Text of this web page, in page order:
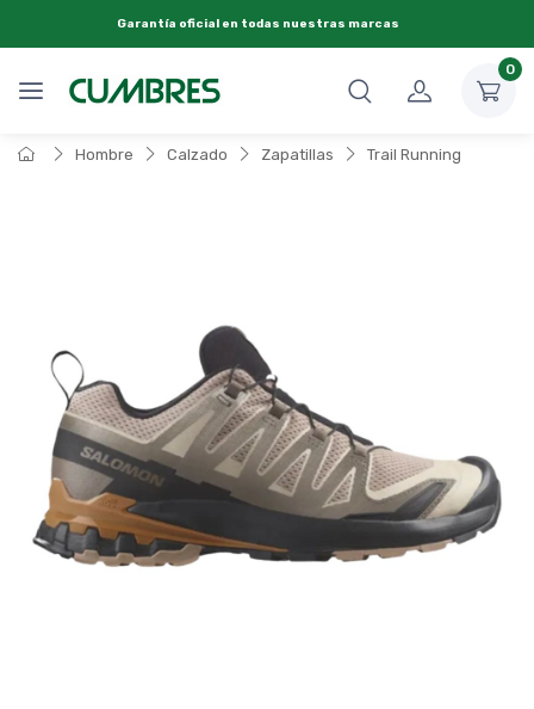
Garantía oficial en todas nuestras marcas
0
Hombre Calzado Zapatillas Trail Running